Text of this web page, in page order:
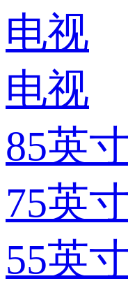
电视
电视
85英
75英
55英